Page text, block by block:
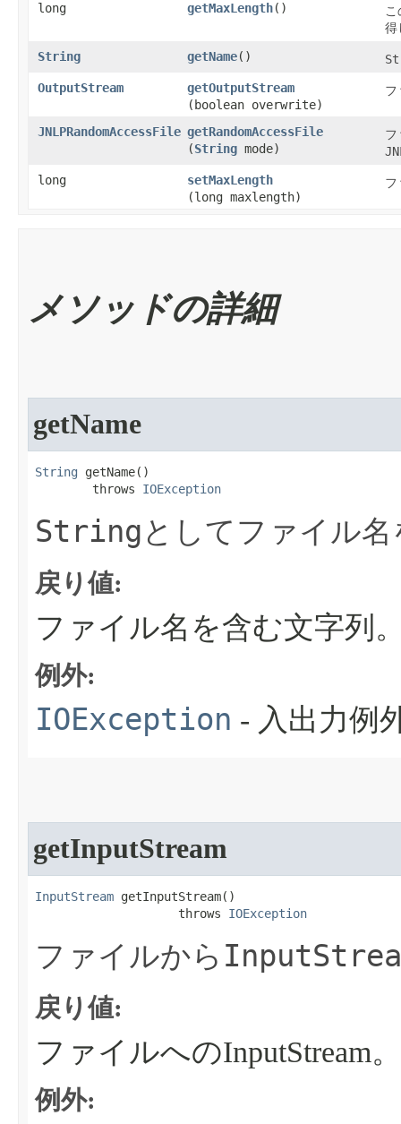
long getMaxLength​()
こ
得
String getName​()
OutputStream
getOutputStream
(boolean overwrite)
フ
JNLPRandomAccessFile getRandomAccessFile
(String mode)
フ
long
setMaxLength
(long maxlength)
フ
メソッドの詳細
getName
String getName​()
        throws
IOException
String としてファイル
戻り値:
ファイル名を含む文字列
例外:
IOException - 入出力例
getInputStream
InputStream getInputStream​()
                    throws
IOException
ファイルから
戻り値:
ファイルへのInputStream。
例外: